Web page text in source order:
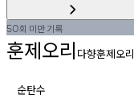
50회 미만기록
훈제오리 다향훈제오리
순탄수